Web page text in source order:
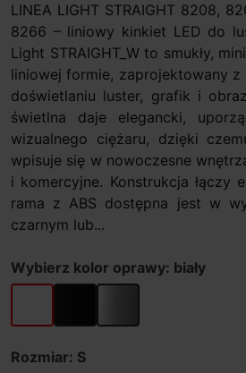
LINEA LIGHT STRAIGHT 8208,
8266 – liniowy kinkiet LED do
Light STRAIGHT_W to smukły,
liniowej formie, zaprojektowany
doświetlaniu luster, grafik i
świetlna daje elegancki,
wizualnego ciężaru, dzięki
wpisuje się w nowoczesne
i komercyjne. Konstrukcja łączy
rama z ABS dostępna jest w
czarnym lub...
Wybierz kolor oprawy: biały
biały czarnychrom
Rozmiar: S